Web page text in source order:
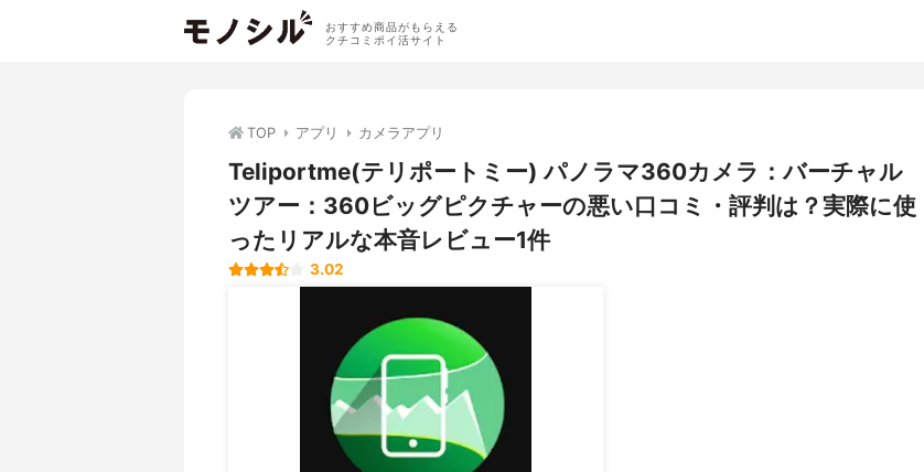
おすすめ商品がもらえる
クチコミポイ活サイト
TOP アプリ カメラアプリ
Teliportme(テリポートミー) パノラマ360カメラ：バーチャル
ツアー：360ビッグピクチャーの悪い口コミ・評判は？実際に使
ったリアルな本音レビュー1件
3.02